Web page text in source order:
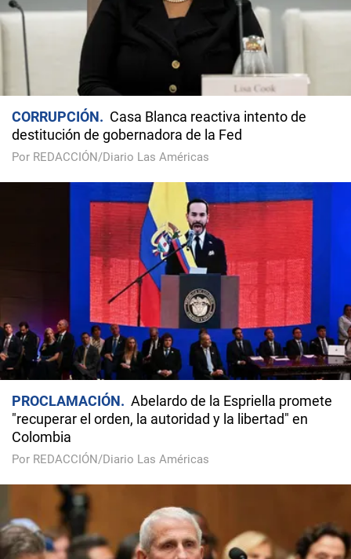
CORRUPCIÓN
Casa Blanca reactiva intento de
destitución de gobernadora de la Fed
Por REDACCIÓN/Diario Las Américas
PROCLAMACIÓN
Abelardo de la Espriella promete
"recuperar el orden, la autoridad y la libertad" en
Colombia
Por REDACCIÓN/Diario Las Américas